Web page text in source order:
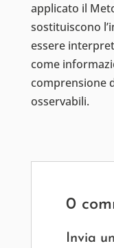
applicato il
sostituiscono
essere
come
comprensione
osservabili.
0
Invia